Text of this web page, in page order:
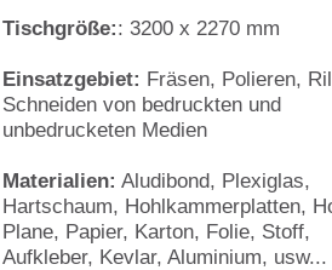
Tischgröße:: 3200 x 2270 mm
Einsatzgebiet: Fräsen, Polieren,
Schneiden von bedruckten und
unbedrucketen Medien
Materialien: Aludibond, Plexiglas,
Hartschaum, Hohlkammerplatten,
Plane, Papier, Karton, Folie, Stoff,
Aufkleber, Kevlar, Aluminium, usw...